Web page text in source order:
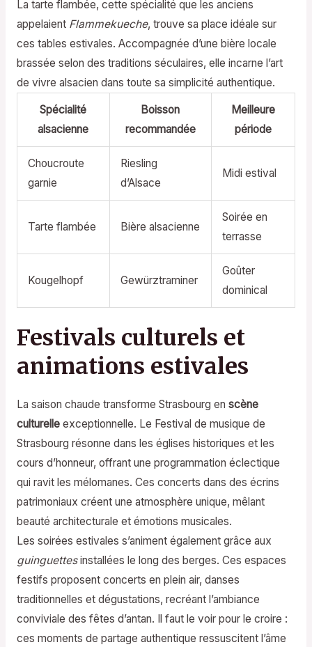
La tarte flambée, cette spécialité que les anciens
appelaient Flammekueche, trouve sa place idéale sur
ces tables estivales. Accompagnée d’une bière locale
brassée selon des traditions séculaires, elle incarne l’art
de vivre alsacien dans toute sa simplicité authentique.
Spécialité
alsacienne
Boisson
recommandée
Meilleure
période
Choucroute
garnie
Riesling
d’Alsace
Midi estival
Tarte flambée Bière alsacienne
Soirée en
terrasse
Kougelhopf Gewürztraminer
Goûter
dominical
Festivals culturels et
animations estivales
La saison chaude transforme Strasbourg en scène
culturelleexceptionnelle. Le Festival de musique de
Strasbourg résonne dans les églises historiques et les
cours d’honneur, offrant une programmation éclectique
qui ravit les mélomanes. Ces concerts dans des écrins
patrimoniaux créent une atmosphère unique, mêlant
beauté architecturale et émotions musicales.
Les soirées estivales s’animent également grâce aux
guinguettesinstallées le long des berges. Ces espaces
festifs proposent concerts en plein air, danses
traditionnelles et dégustations, recréant l’ambiance
conviviale des fêtes d’antan. Il faut le voir pour le croire :
ces moments de partage authentique ressuscitent l’âme